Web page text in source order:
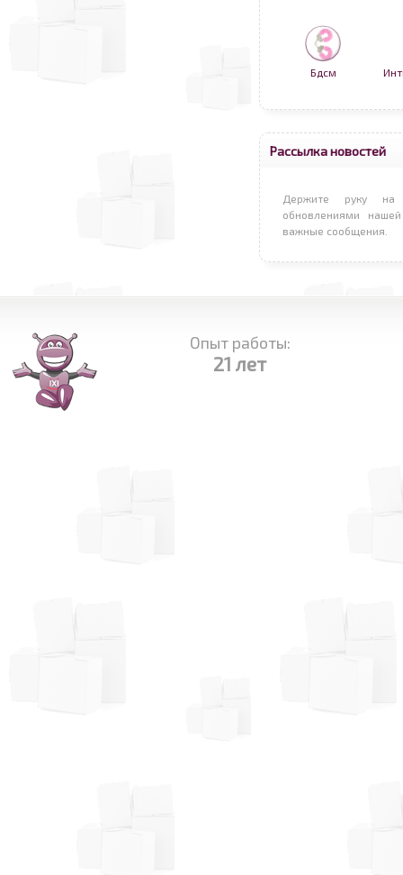
Бдсм
Рассылка новостей
Держите руку на
обновлениями
важные сообщения.
Опыт работы:
21 лет